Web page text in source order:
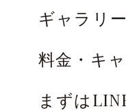
ギャラリ
料金・キ
まずは